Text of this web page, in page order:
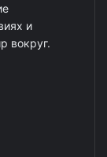
и
вокруг.